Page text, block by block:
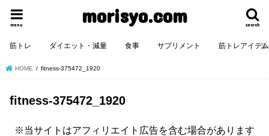
morisyo.com search
menu
筋トレ ダイエット・減量 食事 サプリメント 筋トレアイテム
HOME fitness-375472_1920
fitness-375472_1920
※当サイトはアフィリエイト広告を含む場合があります